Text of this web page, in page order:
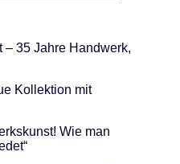
– 35 Jahre Handwerk,
Kollektion mit
Wie man